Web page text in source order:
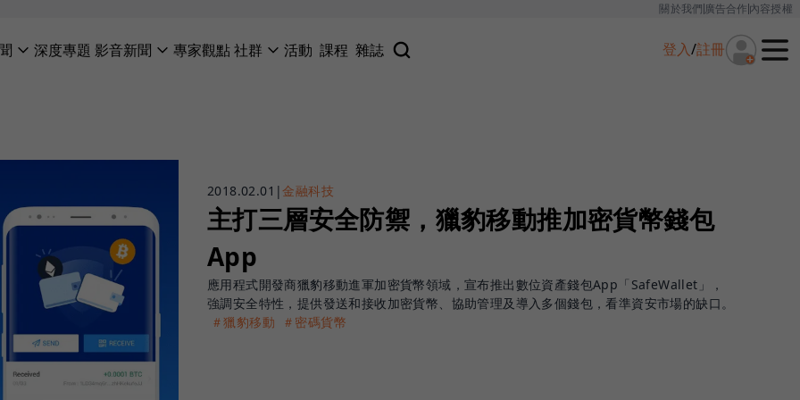
關於我們廣告合作內容授權
深度專題 影音新聞 專家觀點社群 活動 課程 雜誌 登入/註冊
2018.02.01 |金融科技
主打三層安全防禦，獵豹移動推加密貨幣錢包
App
應用程式開發商獵豹移動進軍加密貨幣領域，宣布推出數位資產錢包App「SafeWallet」，
強調安全特性，提供發送和接收加密貨幣、協助管理及導入多個錢包，看準資安市場的缺口。
＃獵豹移動
＃密碼貨幣